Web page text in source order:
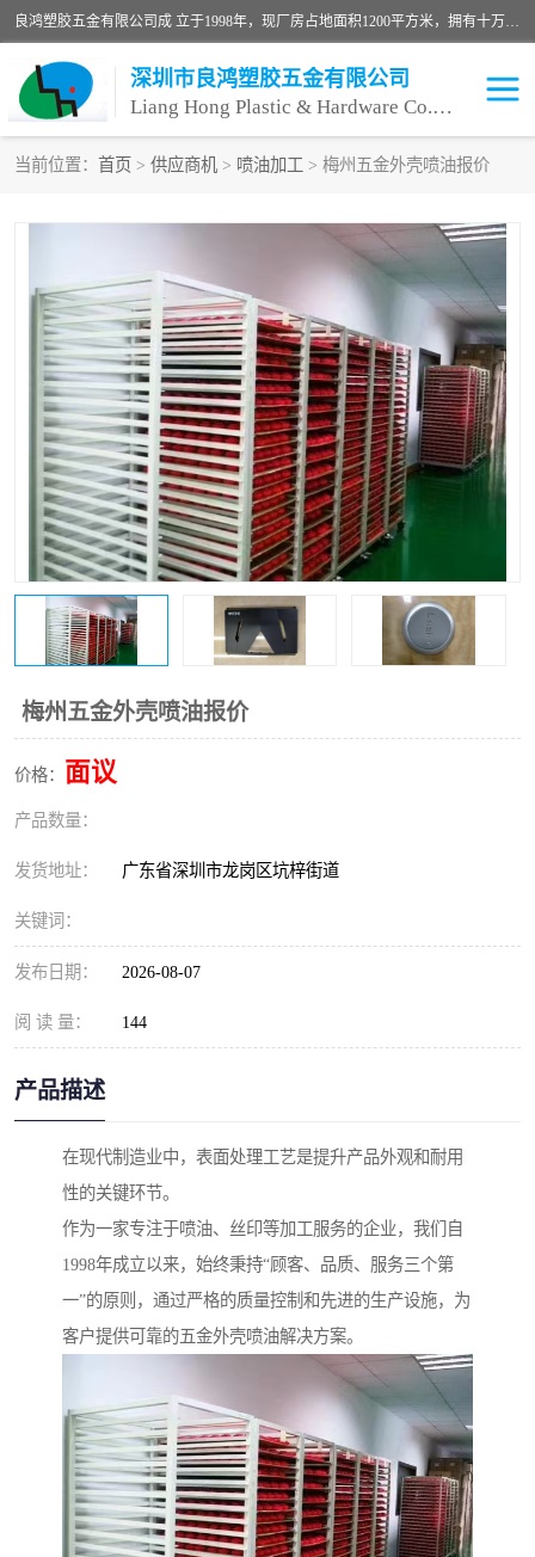
良鸿塑胶五金有限公司成 立于1998年，现厂房占地面积1200平方米，拥有十万级无尘车间，自动喷涂线1条，手动喷涂线2条，丝印移印滚印烫印拉线1条，本公司自建厂以来一直 以“顾客、品质、服务三个第一”为原则，从来货到处理、喷漆、烘烤、品检、包装等每一道工序都严格把持质量关，竭诚为广大朋友、客户服务。现如今已深得广 大客户信赖。
深圳市良鸿塑胶五金有限公司
Liang Hong Plastic & Hardware Co. Ltd
当前位置： 首页 > 供应商机 > 喷油加工 > 梅州五金外壳喷油报价
梅州五金外壳喷油报价
价格： 面议
产品数量：
发货地址： 广东省深圳市龙岗区坑梓街道
关键词：
发布日期： 2026-08-07
阅 读 量： 144
产品描述
在现代制造业中，表面处理工艺是提升产品外观和耐用
性的关键环节。
作为一家专注于喷油、丝印等加工服务的企业，我们自
1998年成立以来，始终秉持“顾客、品质、服务三个第
一”的原则，通过严格的质量控制和先进的生产设施，为
客户提供可靠的五金外壳喷油解决方案。
五金外壳喷油